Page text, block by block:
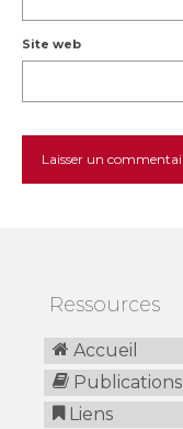
Site web
Ressources
Accueil
Publications
Liens